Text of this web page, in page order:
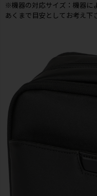
※機器の対応サイズ：機器に
あくまで目安としてお考え下